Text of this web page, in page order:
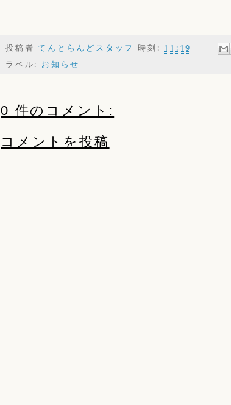
投稿者てんとらんどスタッフ 時刻: 11:19
ラベル: お知らせ
0 件のコメント:
コメントを投稿